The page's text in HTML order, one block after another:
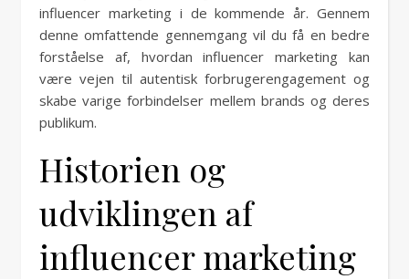
influencer marketing i de kommende år. Gennem
denne omfattende gennemgang vil du få en bedre
forståelse af, hvordan influencer marketing kan
være vejen til autentisk forbrugerengagement og
skabe varige forbindelser mellem brands og deres
publikum.
Historien og
udviklingen af
influencer marketing